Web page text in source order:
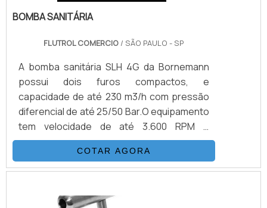
BOMBA SANITÁRIA
FLUTROL COMERCIO / SÃO PAULO - SP
A bomba sanitária SLH 4G da Bornemann
possui dois furos compactos, e
capacidade de até 230 m3/h com pressão
diferencial de até 25/50 Bar.O equipamento
tem velocidade de até 3.600 RPM e
viscosidade de um a 1.000.000 cSt, a bomba
tem temperatura máxima de até 200°C e
pulsação menor de 25%.A bomba possui
em 1, que permite bombeamento limpo, isso
COTAR AGORA